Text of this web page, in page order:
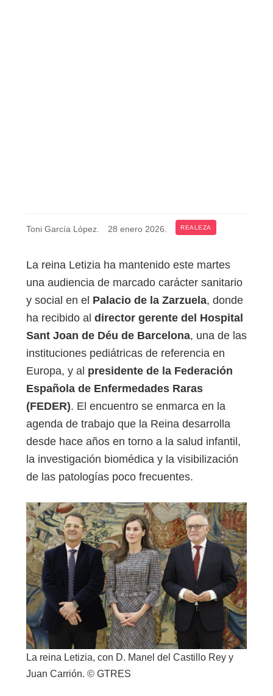
Toni García López. 28 enero 2026. REALEZA
La reina Letizia ha mantenido este martes
una audiencia de marcado carácter sanitario
y social en el Palacio de la Zarzuela, donde
ha recibido al director gerente del Hospital
Sant Joan de Déu de Barcelona, una de las
instituciones pediátricas de referencia en
Europa, y al presidente de la Federación
Española de Enfermedades Raras
(FEDER). El encuentro se enmarca en la
agenda de trabajo que la Reina desarrolla
desde hace años en torno a la salud infantil,
la investigación biomédica y la visibilización
de las patologías poco frecuentes.
La reina Letizia, con D. Manel del Castillo Rey y
Juan Carrión. © GTRES